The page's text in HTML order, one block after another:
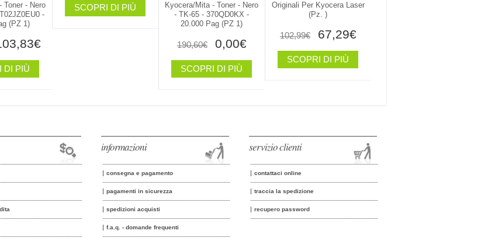
Toner - Nero
-
(PZ 1)
DI PIÙ
SCOPRI DI PIÙ
Kyocera/Mita - Toner - Nero
- TK-65 - 370QD0KX -
20.000 Pag (PZ 1)
190,60€ 0,00€
SCOPRI DI PIÙ
Originali Per Kyocera Laser
(pz. )
102,99€ 67,29€
SCOPRI DI PIÙ
servizio clienti
contattaci online
traccia la spedizione
recupero password
informazioni
consegna e pagamento
pagamenti in sicurezza
spedizioni acquisti
f.a.q. - domande frequenti